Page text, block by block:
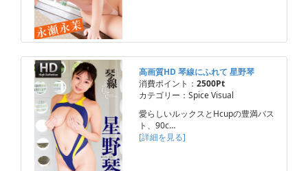
高画質HD 琴線にふれて 星野琴
消費ポイント： 2500Pt
カテゴリー：Spice Visual
愛らしいルックスとHcupの豊満バス
ト、90c…
[詳細を見る]